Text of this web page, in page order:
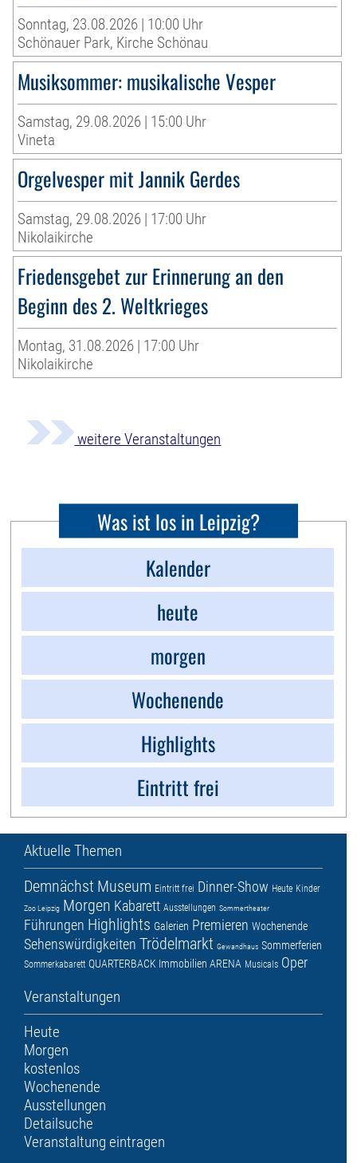
Sonntag, 23.08.2026 | 10:00 Uhr
Schönauer Park, Kirche Schönau
Musiksommer: musikalische Vesper
Samstag, 29.08.2026 | 15:00 Uhr
Vineta
Orgelvesper mit Jannik Gerdes
Samstag, 29.08.2026 | 17:00 Uhr
Nikolaikirche
Friedensgebet zur Erinnerung an den
Beginn des 2. Weltkrieges
Montag, 31.08.2026 | 17:00 Uhr
Nikolaikirche
weitere Veranstaltungen
Was ist los in Leipzig?
Kalender
heute
morgen
Wochenende
Highlights
Eintritt frei
Aktuelle Themen
Demnächst Museum Eintritt frei Dinner-Show Heute Kinder
Zoo Leipzig Morgen Kabarett Ausstellungen Sommertheater
Führungen Highlights Galerien Premieren Wochenende
Sehenswürdigkeiten Trödelmarkt Gewandhaus Sommerferien
Sommerkabarett QUARTERBACK Immobilien ARENA Musicals Oper
Veranstaltungen
Heute
Morgen
kostenlos
Wochenende
Ausstellungen
Detailsuche
Veranstaltung eintragen